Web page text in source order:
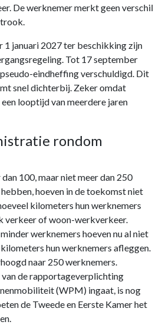
De werknemer merkt geen verschil
1 januari 2027 ter beschikking zijn
Tot 17 september
eindheffing verschuldigd. Dit
snel dichterbij. Zeker omdat
looptijd van meerdere jaren
rondom
100, maar niet meer dan 250
hoeven in de toekomst niet
kilometers hun werknemers
verkeer of woon-werkverkeer.
werknemers hoeven nu al niet
hun werknemers afleggen.
naar 250 werknemers.
de rapportageverplichting
(WPM) ingaat, is nog
de Tweede en Eerste Kamer het